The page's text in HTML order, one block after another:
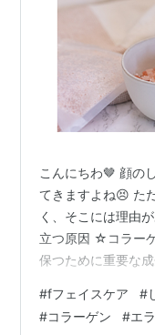
こんにちわ🤎 顔の
てきますよね😣 た
く、そこには理由
立つ原因 ☆コラー
保つために重要な
い、たるみやしわ
量の減少 加齢とと
#fフェイスケア #
#コラーゲン #エ